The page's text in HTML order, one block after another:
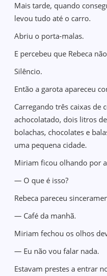
Mais tarde, quando
levou tudo até o carro.
Abriu o porta-malas.
E percebeu que Rebeca
Silêncio.
Então a garota apareceu
Carregando três caixas de
achocolatado, dois litros
bolachas, chocolates e
uma pequena cidade.
Miriam ficou olhando por
— O que é isso?
Rebeca pareceu
— Café da manhã.
Miriam fechou os olhos
— Eu não vou falar nada.
Estavam prestes a entrar